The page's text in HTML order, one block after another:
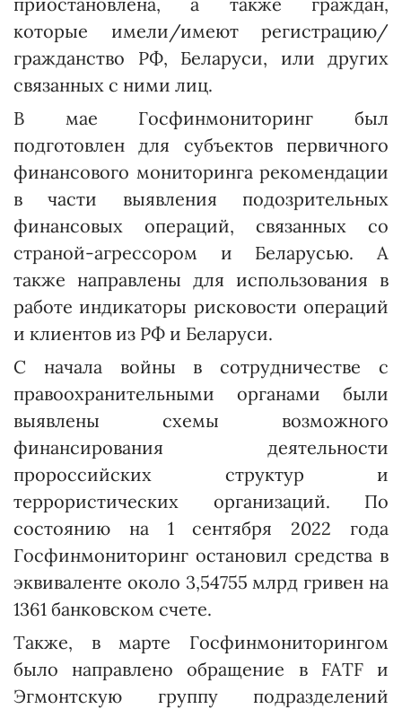
которые имели/имеют регистрацию/
гражданство РФ, Беларуси, или других
связанных с ними лиц.
В мае Госфинмониторинг был
подготовлен для субъектов первичного
финансового мониторинга рекомендации
в части выявления подозрительных
финансовых операций, связанных со
страной-агрессором и Беларусью. А
также направлены для использования в
работе индикаторы рисковости операций
и клиентов из РФ и Беларуси.
С начала войны в сотрудничестве с
правоохранительными органами были
выявлены схемы возможного
финансирования деятельности
пророссийских структур и
террористических организаций. По
состоянию на 1 сентября 2022 года
Госфинмониторинг остановил средства в
эквиваленте около 3,54755 млрд гривен на
1361 банковском счете.
Также, в марте Госфинмониторингом
было направлено обращение в FATF и
Эгмонтскую группу подразделений